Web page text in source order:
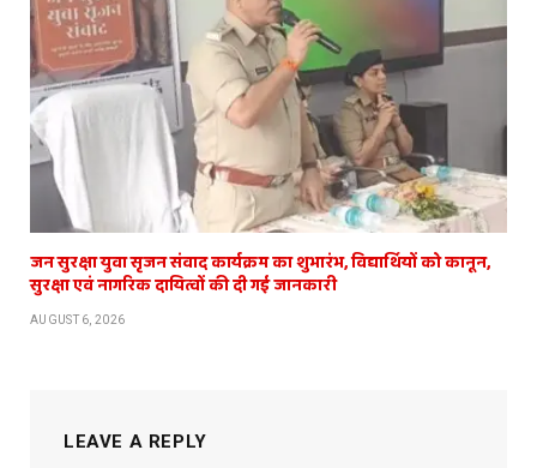
जन सुरक्षा युवा सृजन संवाद कार्यक्रम का शुभारंभ, विद्यार्थियों को कानून,
सुरक्षा एवं नागरिक दायित्वों की दी गई जानकारी
AUGUST 6, 2026
LEAVE A REPLY